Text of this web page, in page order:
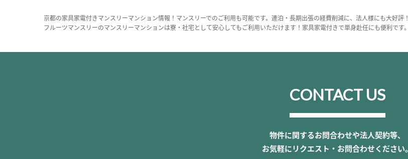
京都の家具家電付きマンスリーマンション情報！マンスリーでのご利用も可能です。連泊・長期出張の経費削減に、法人様にも大好評！
フルーツマンスリーのマンスリーマンションは寮・社宅として安心してもご利用いただけます！家具家電付きで単身赴任にも便利です。
CONTACT US
物件に関するお問合わせや法人契約等、
お気軽にリクエスト・お問合わせください。